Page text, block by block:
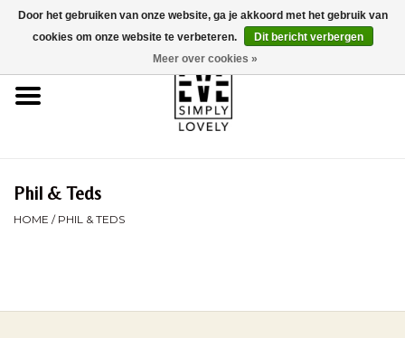
0 Artikelen - €0,00
Home
Duurzaamheid
Phil & Teds
HOME / PHIL & TEDS
Door het gebruiken van onze website, ga je akkoord met het gebruik van
cookies om onze website te verbeteren.
Dit bericht verbergen
Meer over cookies »